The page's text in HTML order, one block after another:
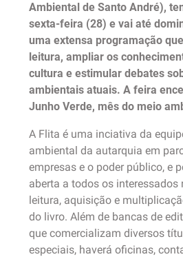
Ambiental de Santo André),
sexta-feira (28) e vai até
uma extensa programação
leitura, ampliar os
cultura e estimular debates
ambientais atuais. A feira
Junho Verde, mês do meio
A Flita é uma inciativa da
ambiental da autarquia em
empresas e o poder público, e
aberta a todos os
leitura, aquisição e
do livro. Além de bancas de
que comercializam diversos
especiais, haverá oficinas,